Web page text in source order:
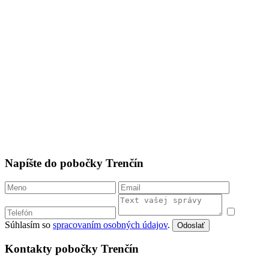
Napíšte do pobočky Trenčín
Súhlasím so spracovaním osobných údajov. Odoslať
Kontakty pobočky Trenčín